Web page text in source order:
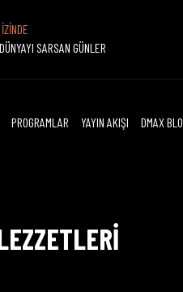
SARSAN GÜNLER
PROGRAMLAR YAYIN AKIŞI DMAX